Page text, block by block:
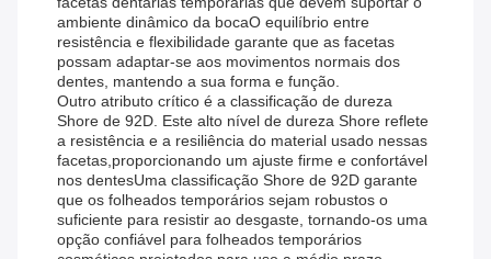
ambiente dinâmico da bocaO equilíbrio entre
resistência e flexibilidade garante que as facetas
possam adaptar-se aos movimentos normais dos
dentes, mantendo a sua forma e função.
Outro atributo crítico é a classificação de dureza
Shore de 92D. Este alto nível de dureza Shore reflete
a resistência e a resiliência do material usado nessas
facetas,proporcionando um ajuste firme e confortável
nos dentesUma classificação Shore de 92D garante
que os folheados temporários sejam robustos o
suficiente para resistir ao desgaste, tornando-os uma
opção confiável para folheados temporários